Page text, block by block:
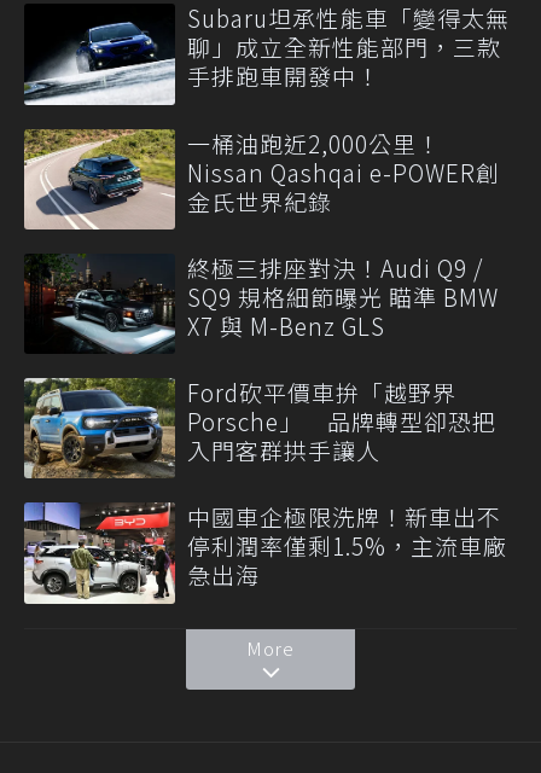
Subaru坦承性能車「變得太無
聊」成立全新性能部門，三款
手排跑車開發中！
一桶油跑近2,000公里！
Nissan Qashqai e-POWER創
金氏世界紀錄
終極三排座對決！Audi Q9 /
SQ9 規格細節曝光 瞄準 BMW
X7 與 M-Benz GLS
Ford砍平價車拚「越野界
Porsche」 品牌轉型卻恐把
入門客群拱手讓人
中國車企極限洗牌！新車出不
停利潤率僅剩1.5%，主流車廠
急出海
More